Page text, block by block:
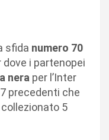
sfida numero 70
dove i partenopei
nera per l’Inter
precedenti che
5